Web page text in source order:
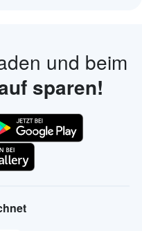
und beim
sparen!